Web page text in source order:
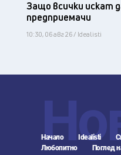
Защо всички искат
предприемачи
10:30, 06 авг 26 / Idealisti
Начало Idealisti
Любопитно
Поглед